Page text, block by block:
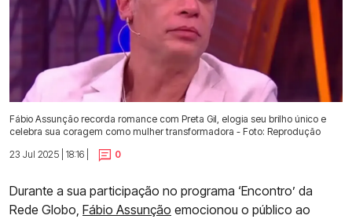
Fábio Assunção recorda romance com Preta Gil, elogia seu brilho único e
celebra sua coragem como mulher transformadora - Foto: Reprodução
23 Jul 2025 | 18:16 |
0
Durante a sua participação no programa ‘Encontro’ da
Rede Globo, Fábio Assunção emocionou o público ao